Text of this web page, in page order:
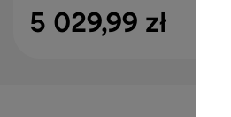
5 029,99 zł